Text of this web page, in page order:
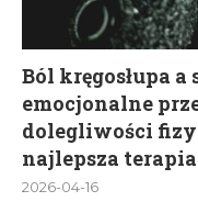
Ból kręgosłupa
emocjonalne
dolegliwości
najlepsza terapia
2026-04-16